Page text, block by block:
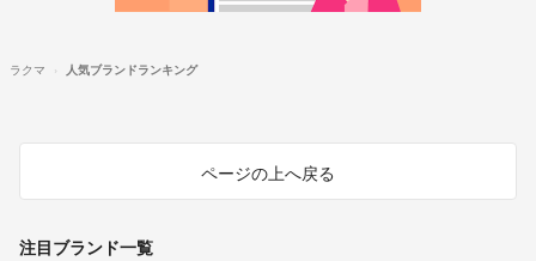
ラクマ 人気ブランドランキング
ページの上へ戻る
注目ブランド一覧